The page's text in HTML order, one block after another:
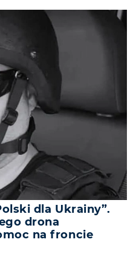
dla Ukrainy”.
drona
na froncie